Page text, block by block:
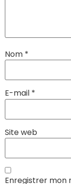
Nom *
E-mail *
Site web
Enregistrer mon